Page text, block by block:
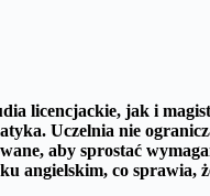
licencjackie, jak i
Uczelnia nie
aby sprostać
angielskim, co